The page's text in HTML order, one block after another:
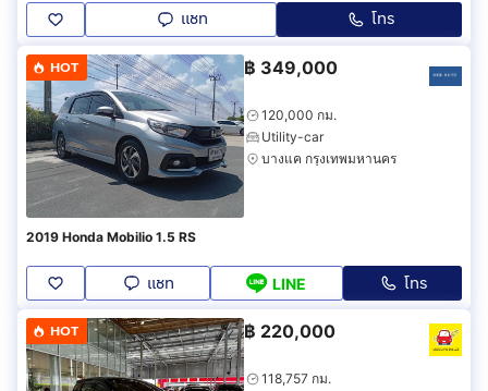
แชท โทร
HOT ฿ 349,000
120,000 กม.
Utility-car
บางแค กรุงเทพมหานคร
2019 Honda Mobilio 1.5 RS
แชท LINE โทร
HOT ฿ 220,000
118,757 กม.